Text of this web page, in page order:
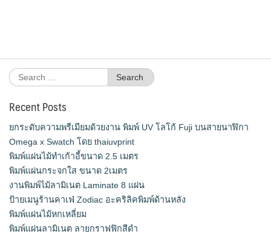
Search
for:
Recent Posts
ยกระดับความพรีเมียมด้วยงาน พิมพ์ UV โลโก้ Fuji บนสายนาฬิกา
Omega x Swatch โดย thaiuvprint
พิมพ์แผ่นไม้ทำเก้าอี้ขนาด 2.5 เมตร
พิมพ์แผ่นกระจกใส ขนาด 2เมตร
งานพิมพ์ไม้ลามิเนต Laminate 8 แผ่น
ป้ายเมนูร้านคาเฟ่ Zodiac อะคริลิคพิมพ์ด้านหลัง
พิมพ์แผ่นไม้หกเหลี่ยม
พิมพ์แผ่นลามิเนต ลายกราฟฟิกสีดำ